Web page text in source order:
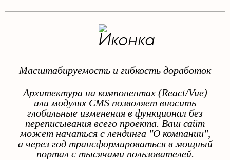
Масштабируемость и гибкость доработок
Архитектура на компонентах (React/Vue)
или модулях CMS позволяет вносить
глобальные изменения в функционал без
переписывания всего проекта. Ваш сайт
может начаться с лендинга "О компании",
а через год трансформироваться в мощный
портал с тысячами пользователей.